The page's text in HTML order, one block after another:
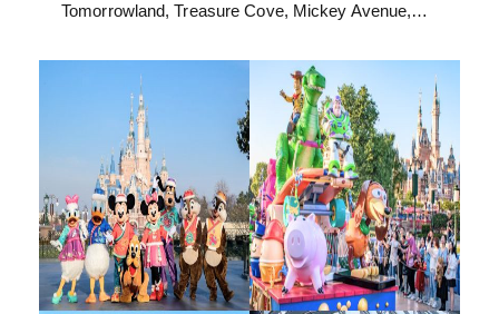
Tomorrowland, Treasure Cove, Mickey Avenue,…